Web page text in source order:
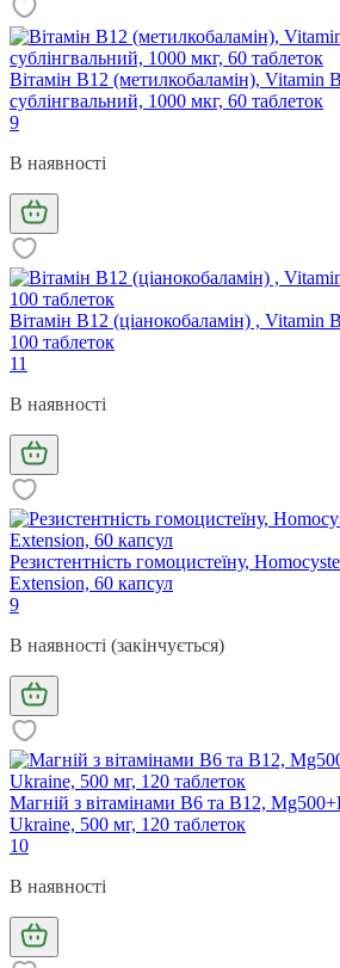
Вітамін В12 (метилкобаламін), Vitamin
сублінгвальний, 1000 мкг, 60 таблеток
9
В наявності
Вітамін В12 (ціанокобаламін) , Vitamin
100 таблеток
11
В наявності
Резистентність гомоцистеїну,
Extension, 60 капсул
9
В наявності (закінчується)
Магній з вітамінами В6 та В12,
Ukraine, 500 мг, 120 таблеток
10
В наявності